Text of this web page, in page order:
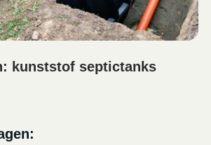
kunststof septictanks